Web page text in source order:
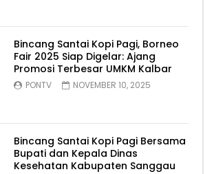
Bincang Santai Kopi Pagi, Borneo
Fair 2025 Siap Digelar: Ajang
Promosi Terbesar UMKM Kalbar
PONTV NOVEMBER 10, 2025
Bincang Santai Kopi Pagi Bersama
Bupati dan Kepala Dinas
Kesehatan Kabupaten Sanggau